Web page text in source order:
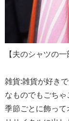
【夫のシャツの
雑貨:雑貨が好き
なものでもごちゃ
季節ごとに飾っ